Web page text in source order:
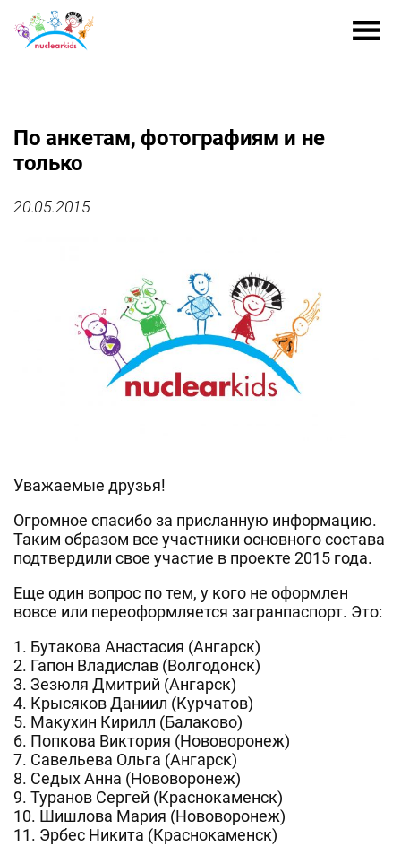
По анкетам, фотографиям и не
только
20.05.2015
Уважаемые друзья!
Огромное спасибо за присланную информацию.
Таким образом все участники основного состава
подтвердили свое участие в проекте 2015 года.
Еще один вопрос по тем, у кого не оформлен
вовсе или переоформляется загранпаспорт. Это:
1. Бутакова Анастасия (Ангарск)
2. Гапон Владислав (Волгодонск)
3. Зезюля Дмитрий (Ангарск)
4. Крысяков Даниил (Курчатов)
5. Макухин Кирилл (Балаково)
6. Попкова Виктория (Нововоронеж)
7. Савельева Ольга (Ангарск)
8. Седых Анна (Нововоронеж)
9. Туранов Сергей (Краснокаменск)
10. Шишлова Мария (Нововоронеж)
11. Эрбес Никита (Краснокаменск)